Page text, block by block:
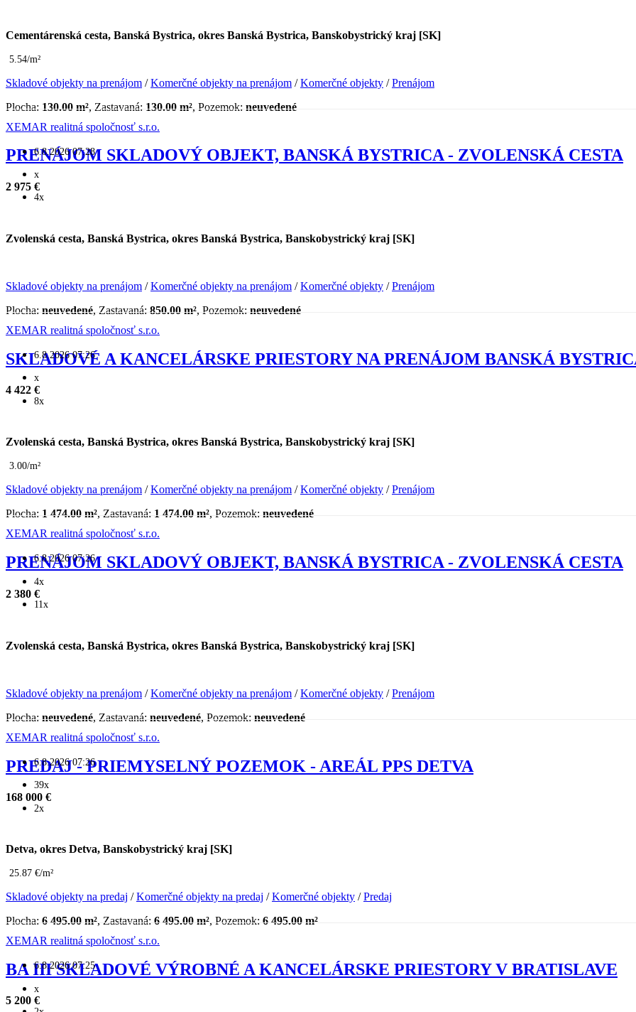
Cementárenská cesta, Banská Bystrica, okres Banská Bystrica, Banskobystrický kraj [SK]
5.54/m²
Skladové objekty na prenájom /Komerčné objekty na prenájom /Komerčné objekty /Prenájom
Plocha: 130.00 m², Zastavaná: 130.00 m², Pozemok: neuvedené
XEMAR realitná spoločnosť s.r.o.
6.8.2026 07:28
x
4x
PRENÁJOM SKLADOVÝ OBJEKT, BANSKÁ BYSTRICA - ZVOLENSKÁ CESTA
2 975 €
Zvolenská cesta, Banská Bystrica, okres Banská Bystrica, Banskobystrický kraj [SK]
Skladové objekty na prenájom /Komerčné objekty na prenájom /Komerčné objekty /Prenájom
Plocha: neuvedené, Zastavaná: 850.00 m², Pozemok: neuvedené
XEMAR realitná spoločnosť s.r.o.
6.8.2026 07:26
x
8x
SKLADOVÉ A KANCELÁRSKE PRIESTORY NA PRENÁJOM BANSKÁ
4 422 €
Zvolenská cesta, Banská Bystrica, okres Banská Bystrica, Banskobystrický kraj [SK]
3.00/m²
Skladové objekty na prenájom /Komerčné objekty na prenájom /Komerčné objekty /Prenájom
Plocha: 1 474.00 m², Zastavaná: 1 474.00 m², Pozemok: neuvedené
XEMAR realitná spoločnosť s.r.o.
6.8.2026 07:26
4x
11x
PRENÁJOM SKLADOVÝ OBJEKT, BANSKÁ BYSTRICA - ZVOLENSKÁ CESTA
2 380 €
Zvolenská cesta, Banská Bystrica, okres Banská Bystrica, Banskobystrický kraj [SK]
Skladové objekty na prenájom /Komerčné objekty na prenájom /Komerčné objekty /Prenájom
Plocha: neuvedené, Zastavaná: neuvedené, Pozemok: neuvedené
XEMAR realitná spoločnosť s.r.o.
6.8.2026 07:26
39x
2x
PREDAJ - PRIEMYSELNÝ POZEMOK - AREÁL PPS DETVA
168 000 €
Detva, okres Detva, Banskobystrický kraj [SK]
25.87 €/m²
Skladové objekty na predaj /Komerčné objekty na predaj /Komerčné objekty /Predaj
Plocha: 6 495.00 m², Zastavaná: 6 495.00 m², Pozemok: 6 495.00 m²
XEMAR realitná spoločnosť s.r.o.
6.8.2026 07:25
x
BA III SKLADOVÉ VÝROBNÉ A KANCELÁRSKE PRIESTORY V BRATISLAVE
5 200 €